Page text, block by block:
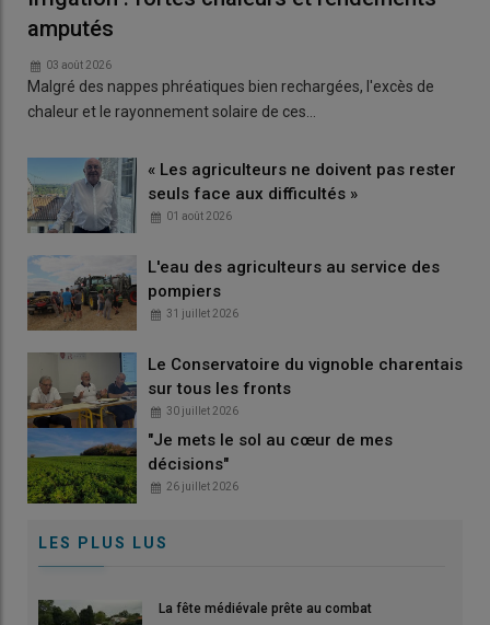
amputés
03 août 2026
Malgré des nappes phréatiques bien rechargées, l'excès de
chaleur et le rayonnement solaire de ces…
« Les agriculteurs ne doivent pas rester
seuls face aux difficultés »
01 août 2026
L'eau des agriculteurs au service des
pompiers
31 juillet 2026
Le Conservatoire du vignoble charentais
sur tous les fronts
30 juillet 2026
"Je mets le sol au cœur de mes
décisions"
26 juillet 2026
LES PLUS LUS
La fête médiévale prête au combat